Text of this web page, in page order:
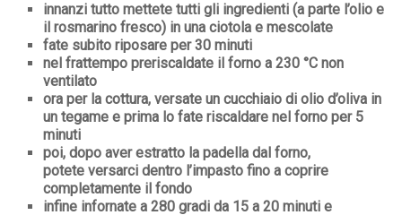
innanzi tutto mettete tutti gli ingredienti (a parte l’olio e
il rosmarino fresco) in una ciotola e mescolate
fate subito riposare per 30 minuti
nel frattempo preriscaldate il forno a 230 °C non
ventilato
ora per la cottura, versate un cucchiaio di olio d’oliva in
un tegame e prima lo fate riscaldare nel forno per 5
minuti
poi, dopo aver estratto la padella dal forno,
potete versarci dentro l’impasto fino a coprire
completamente il fondo
infine infornate a 280 gradi da 15 a 20 minuti e